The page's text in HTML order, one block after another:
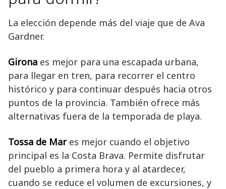
La elección depende más del viaje que de Ava
Gardner.
Girona es mejor para una escapada urbana,
para llegar en tren, para recorrer el centro
histórico y para continuar después hacia otros
puntos de la provincia. También ofrece más
alternativas fuera de la temporada de playa.
Tossa de Mares mejor cuando el objetivo
principal es la Costa Brava. Permite disfrutar
del pueblo a primera hora y al atardecer,
cuando se reduce el volumen de excursiones, y